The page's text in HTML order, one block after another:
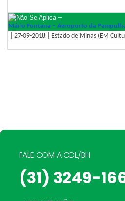
–
Mário Fontana – Aeroporto da
| 27-09-2018 | Estado de Minas (EM
FALE COM A CDL/BH
(31) 3249-